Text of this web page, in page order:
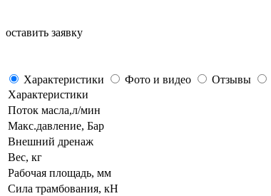
оставить заявку
Характеристики Фото и видео Отзывы
Характеристики
Поток масла,л/мин
Макс.давление, Бар
Внешний дренаж
Вес, кг
Рабочая площадь, мм
Сила трамбования, кН